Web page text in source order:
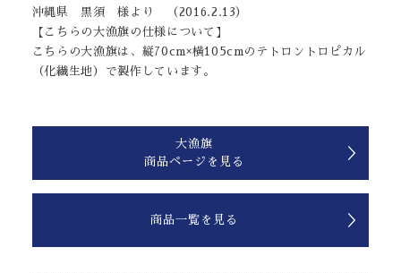
沖縄県 黒須 様より （2016.2.13）
【こちらの大漁旗の仕様について】
こちらの大漁旗は、縦70cm×横105cmのテトロントロピカル
（化繊生地）で製作しています。
商品一覧を見る
大漁旗
商品ページを見る